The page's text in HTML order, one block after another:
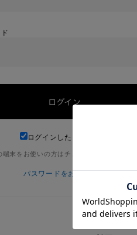
ログインしたままにする
端末をお使いの方はチェックを外してくださ
パスワードをお忘れの方